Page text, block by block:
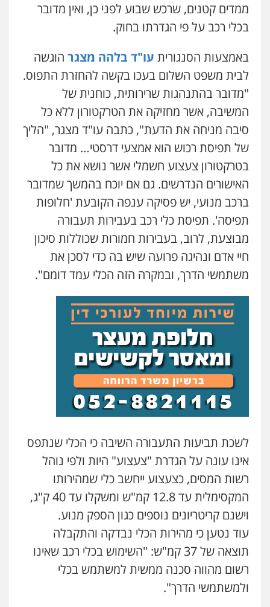
ממדים קטנים, שרכש שבוע לפני כן, ואין מדובר
בכלי רכב על פי הגדרתו בחוק.
באמצעות הסנגורית עו"ד בלהה מצגר הוגשה
לבית משפט השלום בעכו בקשה להחזרת התפוס.
"מדובר בהתנהגות שרירותית, כוחנית של
המשיבה, אשר מחזיקה את הטרקטורון ללא כל
סיבה מניחה את הדעת", כתבה עו"ד מצגר, "הליך
של תפיסת רכוש הוא אמצעי דרסטי… מדובר
בטרקטורון צעצוע חשמלי אשר נושא את כל
האישורים הנדרשים. גם אם יוכח בהמשך שמדובר
ברכב מנועי, יש פסיקה ענפה הקובעת 'חלופות
תפיסה'. תפיסת כלי רכב בעבירות תעבורה
מבוצעת, לרוב, בעבירות חמורות שכוללות סיכון
חיי אדם ונהיגה פרועה שיש בה כדי לסכן את
משתמשי הדרך, ובמקרה הזה הכלי עמד דומם".
לשכת תביעות התעבורה השיבה כי הכלי שנתפס
אינו עונה על הגדרת "צעצוע" היות ולפי נוהל
רשות המסים, כצעצוע ייחשב כלי שמהירותו
המקסימלית עד 12.8 קמ"ש ומשקלו עד 40 ק"ג,
וישנם קריטריונים נוספים כגון הספק מנוע.
עוד נטען כי מהירות הכלי נבדקה והתקבלה
תוצאה של 37 קמ"ש: "השימוש בכלי רכב שאינו
רשום מהווה סכנה ממשית למשתמש בכלי
ולמשתמשי הדרך".